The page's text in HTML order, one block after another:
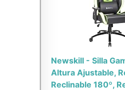
Newskill - Silla
Altura Ajustable,
Reclinable 180º,